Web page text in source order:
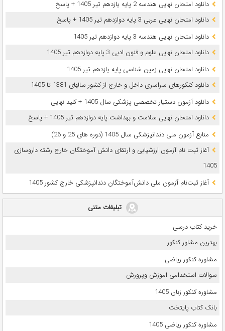
دانلود امتحان نهایی هندسه 2 پایه یازدهم تیر 1405 + پاسخ
دانلود امتحان نهایی عربی 3 پایه دوازدهم تیر 1405 + پاسخ
دانلود امتحان نهایی هندسه 3 پایه دوازدهم تیر 1405
دانلود امتحان نهایی علوم و فنون ادبی 3 پایه دوازدهم تیر 1405
دانلود امتحان نهایی زمین شناسی پایه یازدهم تیر 1405
دانلود کنکورهای سراسری داخل و خارج از کشور سالهای 1381 تا 1405
دانلود آزمون دستیار تخصصی پزشکی سال 1405 + کلید نهایی
دانلود امتحان نهایی سلامت و بهداشت پایه دوازدهم تیر 1405 + پاسخ
ﻣﻨﺎﺑﻊ آزﻣﻮن ﻣﻠﯽ دندانپزشکی سال 1405 (دوره های 25 و 26)
آغاز ثبت نام آزمون‌ ارزشیابی و ارتقای دانش آموختگان خارج رشته داروسازی
1405
آغاز ثبت‌نام آزمون ملی دانش‌آموختگان دندانپزشکی خارج کشور 1405
تبلیغات متنی
خرید کتاب درسی
بهترین مشاور کنکور
مشاوره کنکور ریاضی
سوالات استخدامی اموزش وپرورش
مشاوره کنکور زبان 1405
بانک کتاب پایتخت
مشاوره کنکور ریاضی 1405